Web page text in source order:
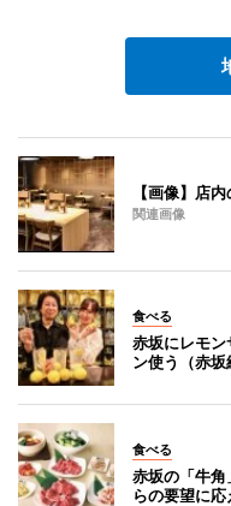
【画像】店
関連画像
食べる
赤坂にレモ
ン使う（赤坂
食べる
赤坂の「牛角
らの要望に応